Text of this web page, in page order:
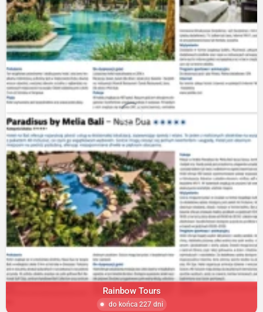
Rainbow Tours
do końca 227 dni